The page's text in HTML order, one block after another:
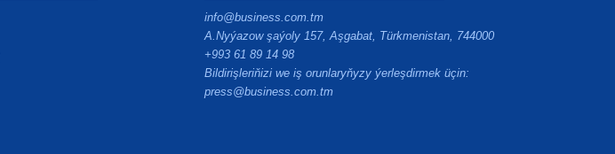
info@business.com.tm
A.Nyýazow şaýoly 157, Aşgabat, Türkmenistan, 744000
+993 61 89 14 98
Bildirişleriňizi we iş orunlaryňyzy ýerleşdirmek üçin:
press@business.com.tm